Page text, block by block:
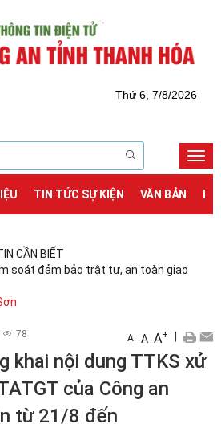
Thứ 6, 7/8/2026
TIN TỨC SỰ KIỆN VĂN BẢN
CẦN BIẾT
soát đảm bảo trật tự, an toàn giao
78 A- A A+
khai nội dung TTKS xử
của Công an
từ 21/8 đến